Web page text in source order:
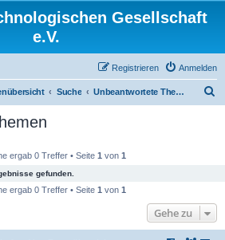
Gesellschaft
e.V.
Anmelden
Registrieren
Suche Unbeantwortete Themen
ergab 0 Treffer • Seite 1 von 1
gefunden.
ergab 0 Treffer • Seite 1 von 1
Gehe zu